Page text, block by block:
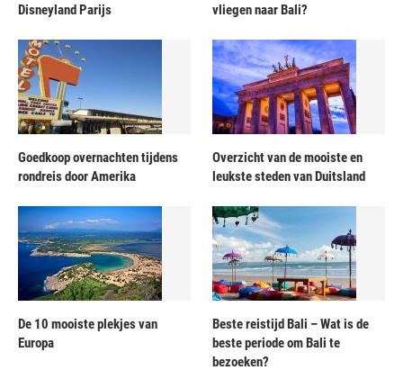
Disneyland Parijs
vliegen naar Bali?
Goedkoop overnachten tijdens
rondreis door Amerika
Overzicht van de mooiste en
leukste steden van Duitsland
De 10 mooiste plekjes van
Europa
Beste reistijd Bali – Wat is de
beste periode om Bali te
bezoeken?